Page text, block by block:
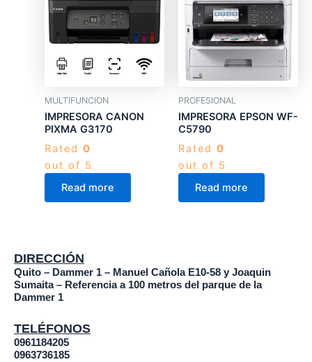
MULTIFUNCION
IMPRESORA CANON
PIXMA G3170
Rated 0
out of 5
Read more
PROFESIONAL
IMPRESORA EPSON WF-
C5790
Rated 0
out of 5
Read more
DIRECCIÓN
Quito – Dammer 1 – Manuel Cañola E10-58 y Joaquin
Sumaita – Referencia a 100 metros del parque de la
Dammer 1
TELÉFONOS
0961184205
0963736185